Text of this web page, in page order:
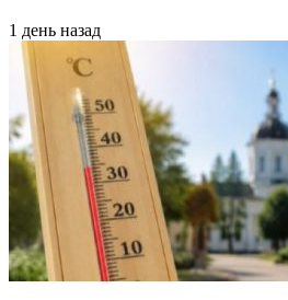
1 день назад